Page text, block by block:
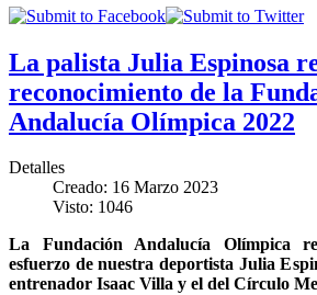
La palista Julia Espinosa
reconocimiento de la
Andalucía Olímpica 2022
Detalles
Creado: 16 Marzo 2023
Visto: 1046
La Fundación Andalucía Olímpica
esfuerzo de nuestra deportista Julia
entrenador Isaac Villa y el del Círculo